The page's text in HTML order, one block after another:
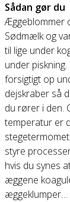
Sådan gør du
Æggeblommer
Sødmælk og
til lige under
under
forsigtigt op
dejskraber så
du rører i den.
temperatur er
styre
hvis du synes
æggene
æggeklumper…